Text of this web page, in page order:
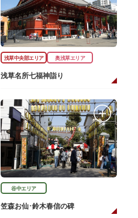
浅草中央部エリア 奥浅草エリア
浅草名所七福神詣り
谷中エリア
笠森お仙･鈴木春信の碑